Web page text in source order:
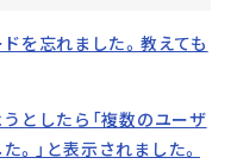
を忘れました。教えても
としたら「複数のユーザ
。」と表示されました。